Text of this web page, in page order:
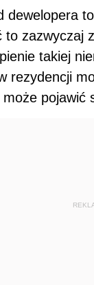
dewelopera
zazwyczaj
takiej
rezydencji
pojawić